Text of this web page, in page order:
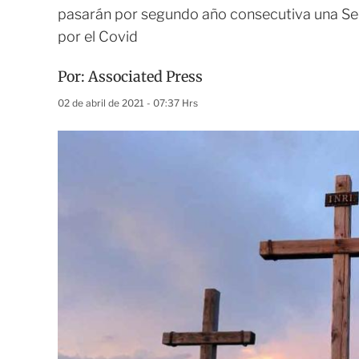
pasarán por segundo año consecutiva una
por el Covid
Por:Associated Press
02 de abril de 2021 - 07:37 Hrs